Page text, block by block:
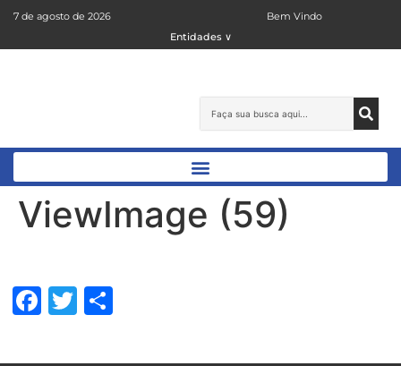
7 de agosto de 2026
Bem Vindo
Entidades ∨
ViewImage (59)
Facebook
Twitter